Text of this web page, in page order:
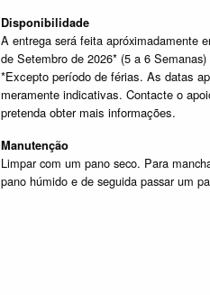
Disponibilidade
A entrega será feita apróximadamente
de Setembro de 2026* (5 a 6 Semanas)
*Excepto período de férias. As datas
meramente indicativas. Contacte o
pretenda obter mais informações.
Manutenção
Limpar com um pano seco. Para
pano húmido e de seguida passar um